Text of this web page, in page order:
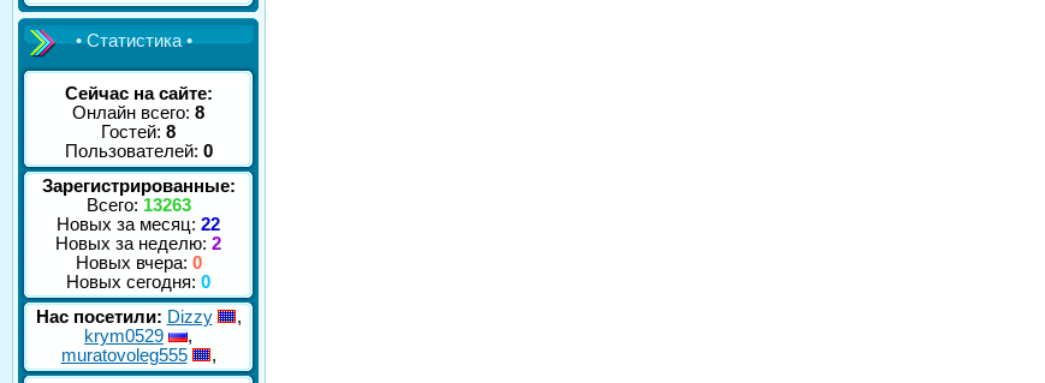
• Статистика •
Сейчас на сайте:
Онлайн всего: 8
Гостей: 8
Пользователей: 0
Зарегистрированные:
Всего: 13263
Новых за месяц: 22
Новых за неделю: 2
Новых вчера: 0
Новых сегодня: 0
Нас посетили: Dizzy
,
krym0529
,
muratovoleg555
,